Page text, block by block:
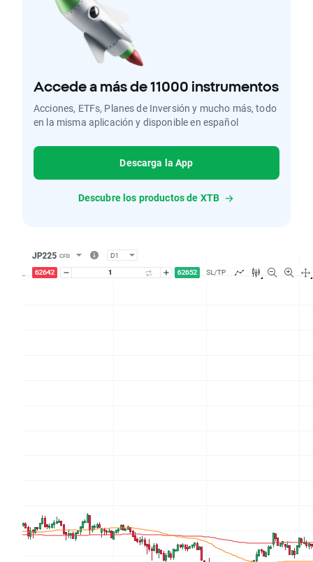
Accede a más de 11000 instrumentos
Acciones, ETFs, Planes de Inversión y mucho más, todo
en la misma aplicación y disponible en español
Descarga la App
Descubre los productos de XTB